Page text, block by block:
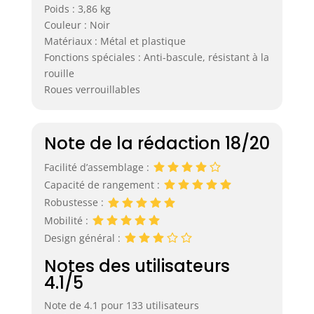
archet, des mauls,
des balais, des
en S flexibles sur
permettent
d'utiliser les outils
à poignée en D ou
les petits outils de
jardin. À placer,
vers le haut. 50
outils de tailles
différentes
stockés, il
Poids : 3,86 kg
Couleur : Noir
Matériaux : Métal et plastique
Fonctions spéciales : Anti-bascule, résistant à la
rouille
Roues verrouillables
Note de la rédaction 18/20
Facilité d’assemblage :
Capacité de rangement :
Robustesse :
Mobilité :
Design général :
Notes des utilisateurs
4.1/5
Note de 4.1 pour 133 utilisateurs